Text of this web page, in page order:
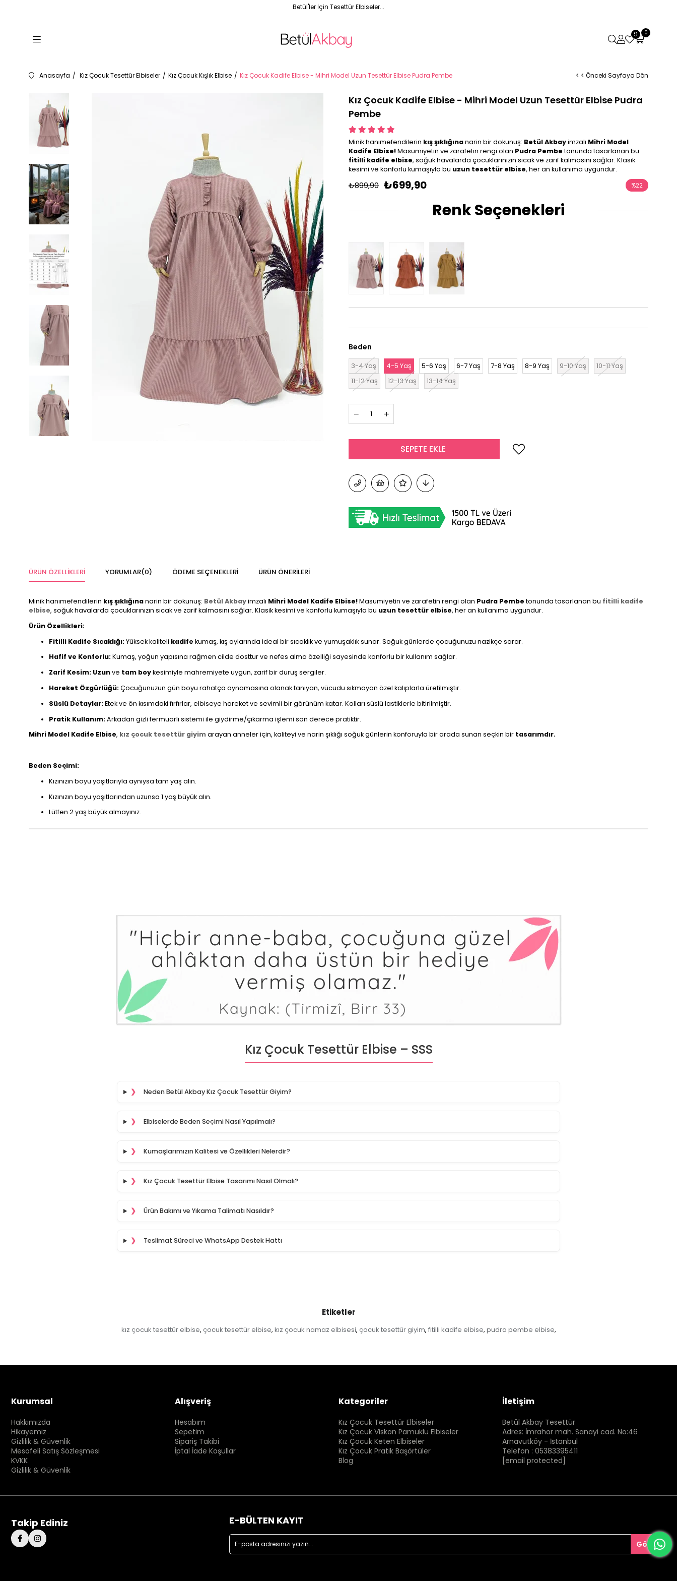
Betül'ler İçin Tesettür Elbiseler...
0 0
Anasayfa Kız Çocuk Tesettür Elbiseler Kız Çocuk Kışlık Elbise Kız Çocuk Kadife Elbise - Mihri Model Uzun Tesettür Elbise Pudra Pembe < < Önceki Sayfaya Dön
Kız Çocuk Kadife Elbise - Mihri Model Uzun Tesettür Elbise Pudra
Pembe
Minik hanımefendilerin kış şıklığınanarin bir dokunuş: Betül Akbayimzalı Mihri Model
Kadife Elbise!Masumiyetin ve zarafetin rengi olan Pudra Pembetonunda tasarlanan bu
fitilli kadife elbise, soğuk havalarda çocuklarınızın sıcak ve zarif kalmasını sağlar. Klasik
kesimi ve konforlu kumaşıyla bu uzun tesettür elbise, her an kullanıma uygundur.
₺899,90 ₺699,90 %22
Renk Seçenekleri
Beden
3-4 Yaş 4-5 Yaş 5-6 Yaş 6-7 Yaş 7-8 Yaş 8-9 Yaş 9-10 Yaş
10-11 Yaş
11-12 Yaş
12-13 Yaş 13-14 Yaş
ÜRÜN ÖZELLIKLERI YORUMLAR(0) ÖDEME SEÇENEKLERI ÜRÜN ÖNERILERI
Minik hanımefendilerin kış şıklığınanarin bir dokunuş: Betül Akbayimzalı Mihri Model Kadife Elbise!Masumiyetin ve zarafetin rengi olan Pudra Pembetonunda tasarlanan bu fitilli kadife
elbise, soğuk havalarda çocuklarınızın sıcak ve zarif kalmasını sağlar. Klasik kesimi ve konforlu kumaşıyla bu uzun tesettür elbise, her an kullanıma uygundur.
Ürün Özellikleri:
Fitilli Kadife Sıcaklığı:Yüksek kaliteli kadife kumaş, kış aylarında ideal bir sıcaklık ve yumuşaklık sunar. Soğuk günlerde çocuğunuzu nazikçe sarar.
Hafif ve Konforlu:Kumaş, yoğun yapısına rağmen cilde dosttur ve nefes alma özelliği sayesinde konforlu bir kullanım sağlar.
Zarif Kesim: Uzunve tam boykesimiyle mahremiyete uygun, zarif bir duruş sergiler.
Hareket Özgürlüğü:Çocuğunuzun gün boyu rahatça oynamasına olanak tanıyan, vücudu sıkmayan özel kalıplarla üretilmiştir.
Süslü Detaylar:Etek ve ön kısımdaki fırfırlar, elbiseye hareket ve sevimli bir görünüm katar. Kolları süslü lastiklerle bitirilmiştir.
Pratik Kullanım:Arkadan gizli fermuarlı sistemi ile giydirme/çıkarma işlemi son derece pratiktir.
Mihri Model Kadife Elbise, kız çocuk tesettür giyimarayan anneler için, kaliteyi ve narin şıklığı soğuk günlerin konforuyla bir arada sunan seçkin bir tasarımdır.
Beden Seçimi:
Kızınızın boyu yaşıtlarıyla aynıysa tam yaş alın.
Kızınızın boyu yaşıtlarından uzunsa 1 yaş büyük alın.
Lütfen 2 yaş büyük almayınız.
Kız Çocuk Tesettür Elbise – SSS
❯ Neden Betül Akbay Kız Çocuk Tesettür Giyim?
❯ Elbiselerde Beden Seçimi Nasıl Yapılmalı?
❯ Kumaşlarımızın Kalitesi ve Özellikleri Nelerdir?
❯ Kız Çocuk Tesettür Elbise Tasarımı Nasıl Olmalı?
❯ Ürün Bakımı ve Yıkama Talimatı Nasıldır?
❯ Teslimat Süreci ve WhatsApp Destek Hattı
Etiketler
kız çocuk tesettür elbise, çocuk tesettür elbise, kız çocuk namaz elbisesi, çocuk tesettür giyim, fitilli kadife elbise, pudra pembe elbise,
Kurumsal
Hakkımızda
Hikayemiz
Gizlilik & Güvenlik
Mesafeli Satış Sözleşmesi
KVKK
Gizlilik & Güvenlik
Alışveriş
Hesabım
Sepetim
Sipariş Takibi
İptal İade Koşullar
Kategoriler
Kız Çocuk Tesettür Elbiseler
Kız Çocuk Viskon Pamuklu Elbiseler
Kız Çocuk Keten Elbiseler
Kız Çocuk Pratik Başörtüler
Blog
İletişim
Betül Akbay Tesettür
Adres: İmrahor mah. Sanayi cad. No:46
Arnavutköy - İstanbul
Telefon : 05383395411
[email protected]
Takip Ediniz E-BÜLTEN KAYIT
Gönder